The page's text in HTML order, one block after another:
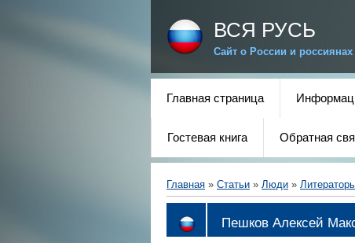
ВСЯ РУСЬ
Сайт о России и россиянах
Главная страница
Гостевая книга Обратная
Главная » Статьи » Люди »
Пешков Алексей